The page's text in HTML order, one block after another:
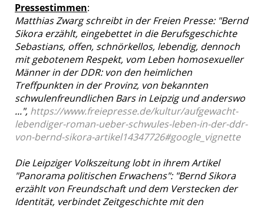
Pressestimmen:
Matthias Zwarg schreibt in der Freien Presse: "Bernd
Sikora erzählt, eingebettet in die Berufsgeschichte
Sebastians, offen, schnörkellos, lebendig, dennoch
mit gebotenem Respekt, vom Leben homosexueller
Männer in der DDR: von den heimlichen
Treffpunkten in der Provinz, von bekannten
schwulenfreundlichen Bars in Leipzig und anderswo
...", https://www.freiepresse.de/kultur/aufgewacht-
lebendiger-roman-ueber-schwules-leben-in-der-ddr-
von-bernd-sikora-artikel14347726#google_vignette
Die Leipziger Volkszeitung lobt in ihrem Artikel
"Panorama politischen Erwachens": "Bernd Sikora
erzählt von Freundschaft und dem Verstecken der
Identität, verbindet Zeitgeschichte mit den